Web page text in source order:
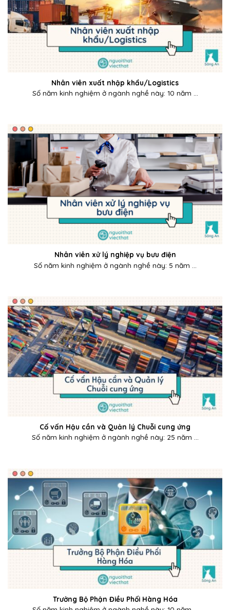
Nhân viên xuất nhập khẩu/Logistics
Số năm kinh nghiệm ở ngành nghề này: 10 năm ...
Nhân viên xử lý nghiệp vụ bưu điện
Số năm kinh nghiệm ở ngành nghề này: 5 năm ...
Cố vấn Hậu cần và Quản lý Chuỗi cung ứng
Số năm kinh nghiệm ở ngành nghề này: 25 năm ...
Trưởng Bộ Phận Điều Phối Hàng Hóa